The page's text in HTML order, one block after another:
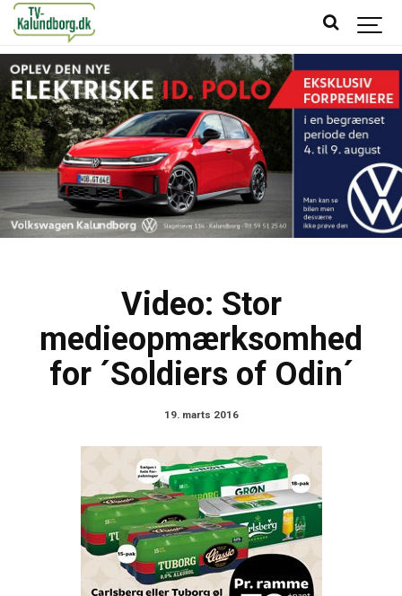
Video: Stor
medieopmærksomhed
for ´Soldiers of Odin´
19. marts 2016